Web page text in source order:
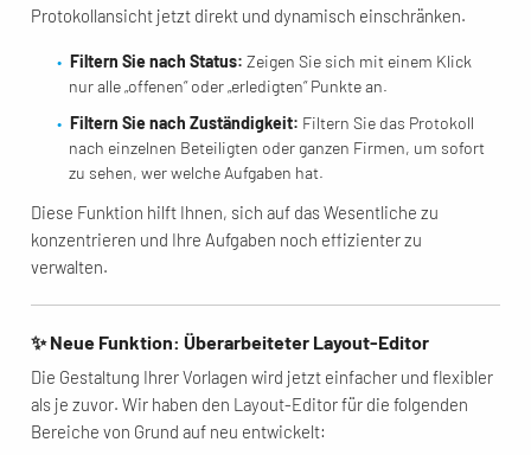
Protokollansicht jetzt direkt und dynamisch einschränken.
Filtern Sie nach Status: Zeigen Sie sich mit einem Klick
nur alle „offenen“ oder „erledigten“ Punkte an.
Filtern Sie nach Zuständigkeit: Filtern Sie das Protokoll
nach einzelnen Beteiligten oder ganzen Firmen, um sofort
zu sehen, wer welche Aufgaben hat.
Diese Funktion hilft Ihnen, sich auf das Wesentliche zu
konzentrieren und Ihre Aufgaben noch effizienter zu
verwalten.
✨ Neue Funktion: Überarbeiteter Layout-Editor
Die Gestaltung Ihrer Vorlagen wird jetzt einfacher und flexibler
als je zuvor. Wir haben den Layout-Editor für die folgenden
Bereiche von Grund auf neu entwickelt: